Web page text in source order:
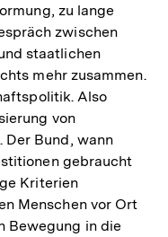
zu lange
zwischen
staatlichen
mehr zusammen.
Also
von
Der Bund, wann
gebraucht
Kriterien
Menschen vor Ort
Bewegung in die